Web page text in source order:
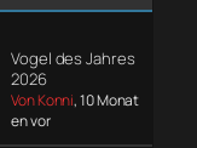
Vogel des Jahres
2026
Von Konni, 10 Monat
en vor